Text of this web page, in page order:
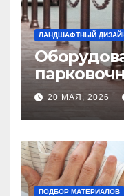
ЛАНДШАФТНЫЙ
функции
установки
20 МАЯ, 2026
ПОДБОР МАТЕРИАЛОВ